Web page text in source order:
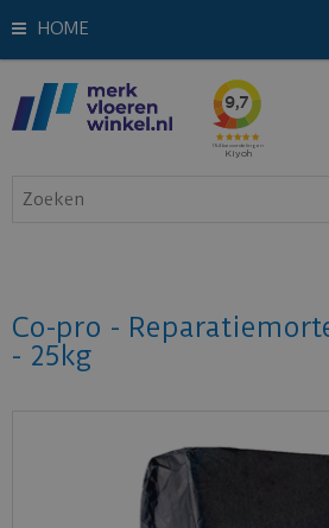
HOME
Co-pro -
- 25kg